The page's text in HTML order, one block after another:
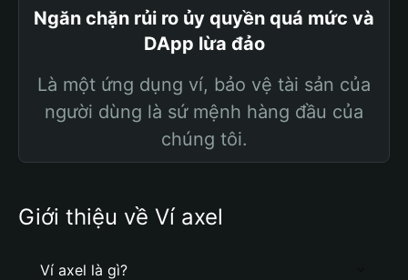
Ngăn chặn rủi ro ủy quyền quá mức và
DApp lừa đảo
Là một ứng dụng ví, bảo vệ tài sản của
người dùng là sứ mệnh hàng đầu của
chúng tôi.
Giới thiệu về Ví axel
Ví axel là gì?